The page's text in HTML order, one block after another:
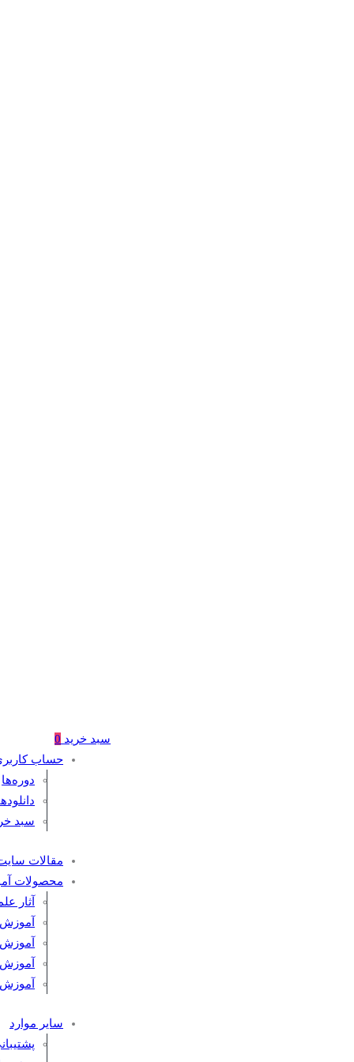
سبد خرید 0
حساب
دوره‌ها
سبد
مقالات
محصولات
آثار
سایر موارد